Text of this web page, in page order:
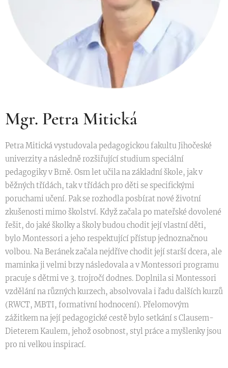
Mgr. Petra Mitická
Petra Mitická vystudovala pedagogickou fakultu Jihočeské
univerzity a následně rozšiřující studium speciální
pedagogiky v Brně. Osm let učila na základní škole, jak v
běžných třídách, tak v třídách pro děti se specifickými
poruchami učení. Pak se rozhodla posbírat nové životní
zkušenosti mimo školství. Když začala po mateřské dovolené
řešit, do jaké školky a školy budou chodit její vlastní děti,
bylo Montessori a jeho respektující přístup jednoznačnou
volbou. Na Beránek začala nejdříve chodit její starší dcera, ale
maminka ji velmi brzy následovala a v Montessori programu
pracuje s dětmi ve 3. trojročí dodnes. Doplnila si Montessori
vzdělání na různých kurzech, absolvovala i řadu dalších kurzů
(RWCT, MBTI, formativní hodnocení). Přelomovým
zážitkem na její pedagogické cestě bylo setkání s Clausem-
Dieterem Kaulem, jehož osobnost, styl práce a myšlenky jsou
pro ni velkou inspirací.